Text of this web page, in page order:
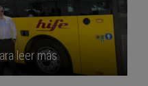
leer más